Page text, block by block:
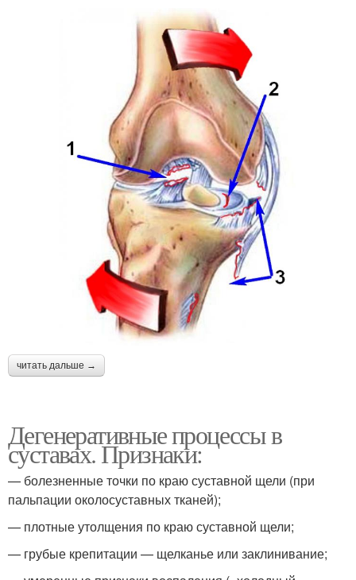
читать дальше →
Дегенеративные процессы в
суставах. Признаки:
— болезненные точки по краю суставной щели (при
пальпации околосуставных тканей);
— плотные утолщения по краю суставной щели;
— грубые крепитации — щелканье или заклинивание;